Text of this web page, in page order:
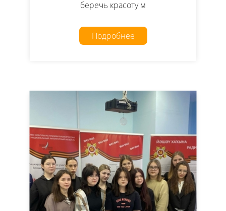
беречь красоту м
Подробнее